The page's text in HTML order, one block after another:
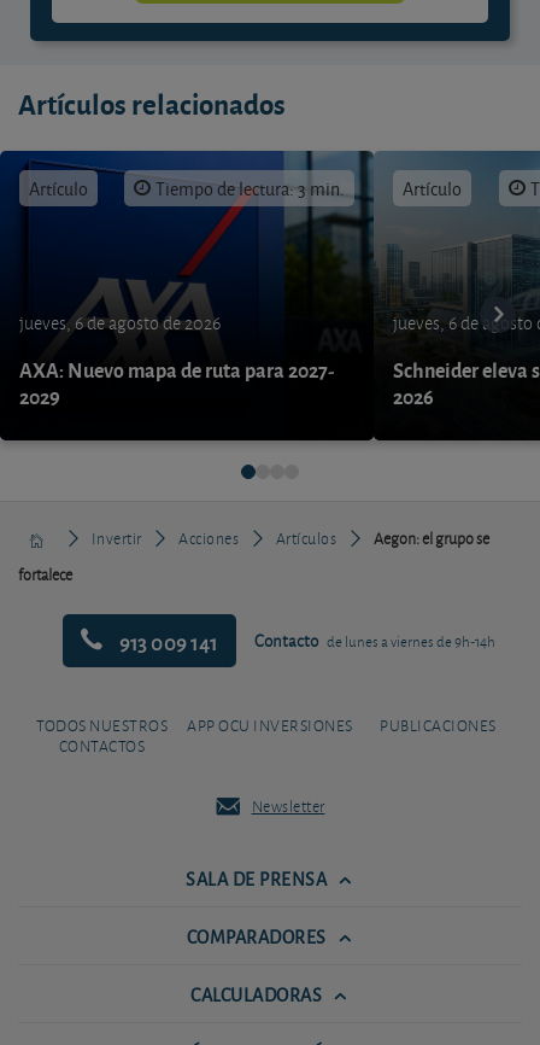
Artículos relacionados
Artículo Tiempo de lectura: 3 min.
jueves, 6 de agosto de 2026
AXA: Nuevo mapa de ruta para 2027-
2029
Artículo
jueves, 6 de agosto
Schneider eleva
2026
Invertir Acciones Artículos
Aegon: el grupo se
fortalece
913 009 141 Contacto de lunes a viernes de 9h-14h
TODOS NUESTROS
CONTACTOS
APP OCU INVERSIONES PUBLICACIONES
Newsletter
SALA DE PRENSA
COMPARADORES
CALCULADORAS